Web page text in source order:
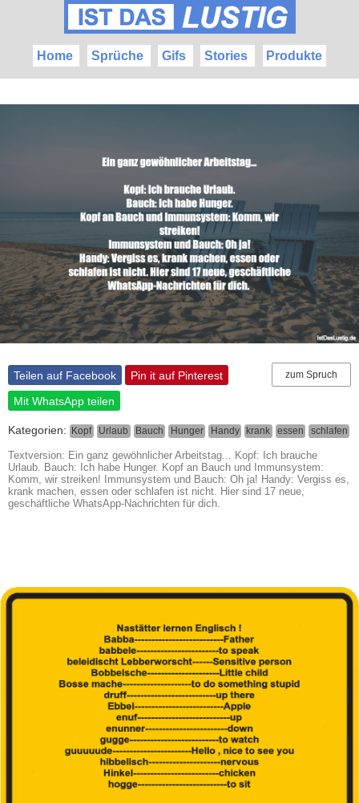
Home Sprüche Gifs Stories Produkte
zum Spruch
Teilen auf Facebook
Pin it auf Pinterest
Mit WhatsApp teilen
Kategorien: Kopf Urlaub Bauch Hunger Handy krank essen schlafen
Textversion: Ein ganz gewöhnlicher Arbeitstag... Kopf: Ich brauche
Urlaub. Bauch: Ich habe Hunger. Kopf an Bauch und Immunsystem:
Komm, wir streiken! Immunsystem und Bauch: Oh ja! Handy: Vergiss es,
krank machen, essen oder schlafen ist nicht. Hier sind 17 neue,
geschäftliche WhatsApp-Nachrichten für dich.